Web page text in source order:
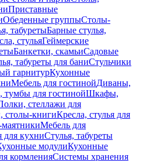
Приставные
Обеденные группыСтолы-
табуретыБарные стулья,
стульяГеймерские
Банкетки, скамьиСадовые
табуреты для баниСтульчики
гарнитурКухонные
Мебель для гостинойДиваны,
для гостинойШкафы,
стеллажи для
столы-книгиКресла, стулья для
маятникиМебель для
для кухниСтулья, табуреты
модулиКухонные
кормленияСистемы хранения